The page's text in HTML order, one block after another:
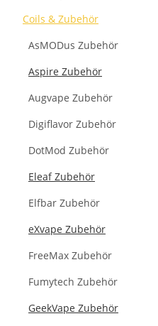
Coils & Zubehör
AsMODus Zubehör
Aspire Zubehör
Augvape Zubehör
Digiflavor Zubehör
DotMod Zubehör
Eleaf Zubehör
Elfbar Zubehör
eXvape Zubehör
FreeMax Zubehör
Fumytech Zubehör
GeekVape Zubehör